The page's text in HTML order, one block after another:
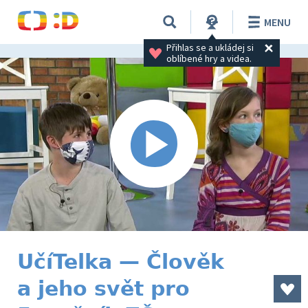
Přihlas se a ukládej si
oblíbené hry a videa.
MENU
UčíTelka — Člověk
a jeho svět pro